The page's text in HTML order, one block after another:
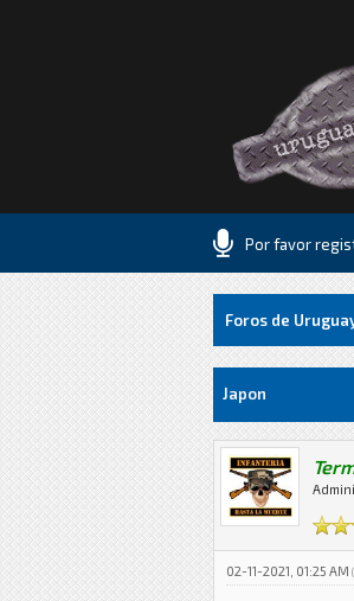
Por favor
Foros de
3 voto(s) - 2.33 Media
1
2
3
4
5 Japon
02-11-2021, 01:25 AM